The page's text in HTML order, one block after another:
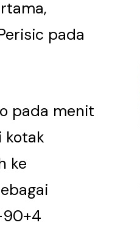
pada
pada menit
kotak
ke